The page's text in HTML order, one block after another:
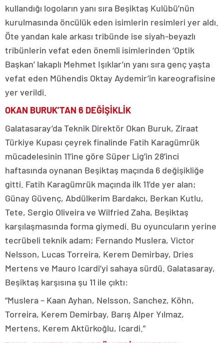
kullandığı logoların yanı sıra Beşiktaş Kulübü’nün
kurulmasında öncülük eden isimlerin resimleri yer aldı.
Öte yandan kale arkası tribünde ise siyah-beyazlı
tribünlerin vefat eden önemli isimlerinden ‘Optik
Başkan’ lakaplı Mehmet Işıklar’ın yanı sıra genç yaşta
vefat eden Mühendis Oktay Aydemir’in kareografisine
yer verildi.
OKAN BURUK’TAN 6 DEĞİŞİKLİK
Galatasaray’da Teknik Direktör Okan Buruk, Ziraat
Türkiye Kupası çeyrek finalinde Fatih Karagümrük
mücadelesinin 11’ine göre Süper Lig’in 28’inci
haftasında oynanan Beşiktaş maçında 6 değişikliğe
gitti. Fatih Karagümrük maçında ilk 11’de yer alan;
Günay Güvenç, Abdülkerim Bardakcı, Berkan Kutlu,
Tete, Sergio Oliveira ve Wilfried Zaha, Beşiktaş
karşılaşmasında forma giymedi. Bu oyuncuların yerine
tecrübeli teknik adam; Fernando Muslera, Victor
Nelsson, Lucas Torreira, Kerem Demirbay, Dries
Mertens ve Mauro Icardi’yi sahaya sürdü. Galatasaray,
Beşiktaş karşısına şu 11 ile çıktı:
“Muslera – Kaan Ayhan, Nelsson, Sanchez, Köhn,
Torreira, Kerem Demirbay, Barış Alper Yılmaz,
Mertens, Kerem Aktürkoğlu, Icardi.”